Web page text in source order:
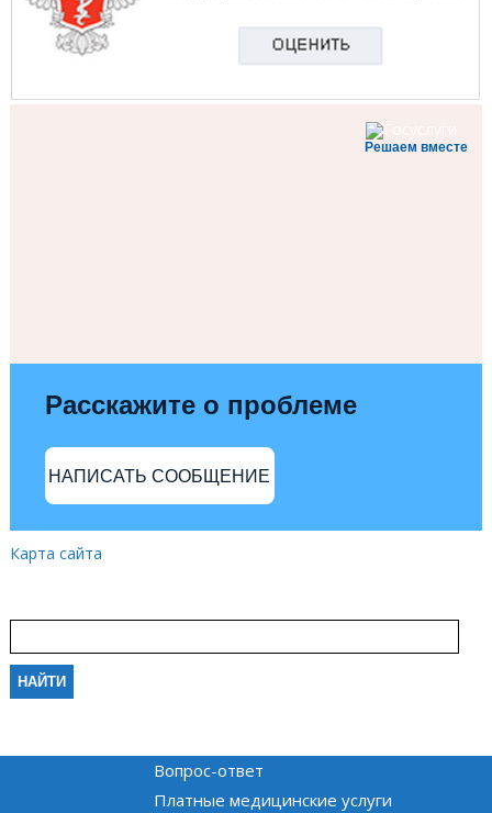
Решаем вместе
Расскажите о проблеме
НАПИСАТЬ СООБЩЕНИЕ
Карта сайта
Вопрос-ответ
Платные медицинские услуги